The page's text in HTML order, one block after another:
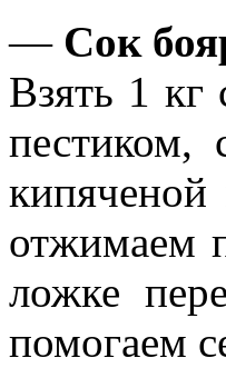
— Сок
Взять 1
пестиком,
отжимаем
ложке
помогаем